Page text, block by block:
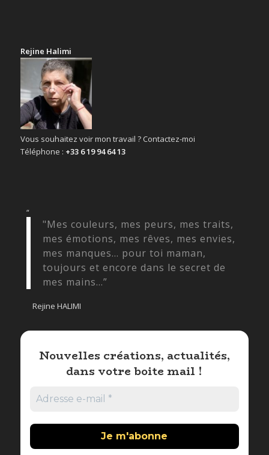
Rejine Halimi
Vous souhaitez voir mon travail ? Contactez-moi
Téléphone : +33 6 19 94 64 13
“
"Mes couleurs, mes peurs, mes traits,
mes émotions, mes rêves, mes envies,
mes manques... pour toi maman,
toujours et encore dans le secret de
mes mains...”
Rejine HALIMI
Nouvelles créations, actualités,
dans votre boite mail !